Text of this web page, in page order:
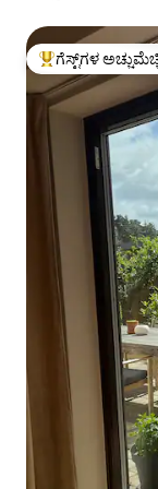
ಗೆಸ್ಟ್‌ಗಳಿಗೆ ಅತಿ ಹೆಚ್ಚು
ಗೆಸ್ಟ್‌ಗಳ